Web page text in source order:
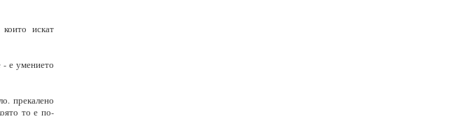
искат
- е умението
прекалено
то е по-